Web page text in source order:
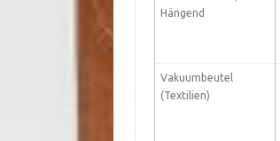
Hängend
Vakuumbeutel
(Textilien)